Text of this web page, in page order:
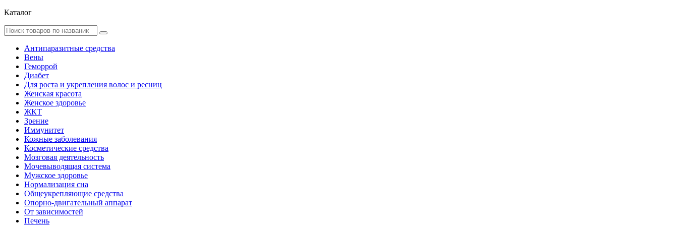
Каталог
Антипаразитные средства
Вены
Геморрой
Диабет
Для роста и укрепления волос и ресниц
Женская красота
Женское здоровье
ЖКТ
Зрение
Иммунитет
Кожные заболевания
Косметические средства
Мозговая деятельность
Мочевыводящая система
Мужское здоровье
Нормализация сна
Общеукрепляющие средства
Опорно-двигательный аппарат
От зависимостей
Печень